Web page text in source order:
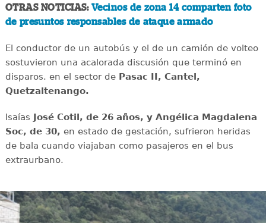
OTRAS NOTICIAS: Vecinos de zona 14 comparten foto
de presuntos responsables de ataque armado
El conductor de un autobús y el de un camión de volteo
sostuvieron una acalorada discusión que terminó en
disparos. en el sector de Pasac II, Cantel,
Quetzaltenango.
Isaías José Cotil, de 26 años, y Angélica Magdalena
Soc, de 30, en estado de gestación, sufrieron heridas
de bala cuando viajaban como pasajeros en el bus
extraurbano.